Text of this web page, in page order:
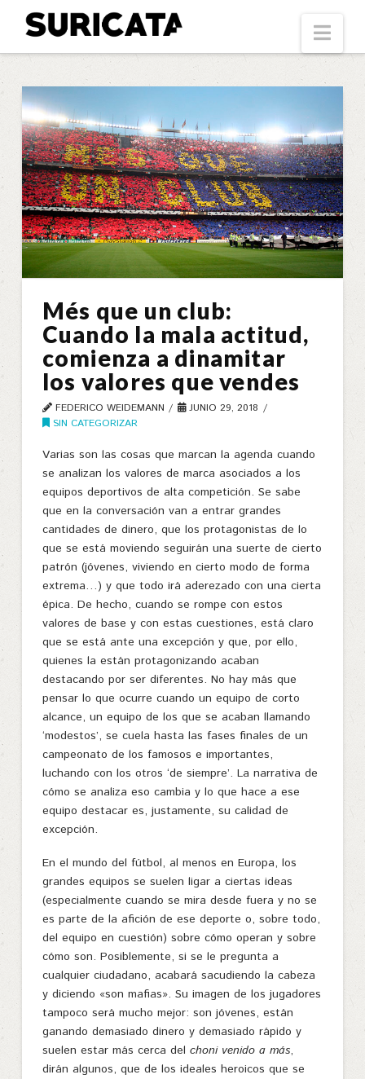
Suricata
Més que un club:
Cuando la mala actitud,
comienza a dinamitar
los valores que vendes
FEDERICO WEIDEMANN
JUNIO 29, 2018
SIN CATEGORIZAR
Varias son las cosas que marcan la agenda cuando
se analizan los valores de marca asociados a los
equipos deportivos de alta competición. Se sabe
que en la conversación van a entrar grandes
cantidades de dinero, que los protagonistas de lo
que se está moviendo seguirán una suerte de cierto
patrón (jóvenes, viviendo en cierto modo de forma
extrema…) y que todo irá aderezado con una cierta
épica. De hecho, cuando se rompe con estos
valores de base y con estas cuestiones, está claro
que se está ante una excepción y que, por ello,
quienes la están protagonizando acaban
destacando por ser diferentes. No hay más que
pensar lo que ocurre cuando un equipo de corto
alcance, un equipo de los que se acaban llamando
‘modestos’, se cuela hasta las fases finales de un
campeonato de los famosos e importantes,
luchando con los otros ‘de siempre’. La narrativa de
cómo se analiza eso cambia y lo que hace a ese
equipo destacar es, justamente, su calidad de
excepción.
En el mundo del fútbol, al menos en Europa, los
grandes equipos se suelen ligar a ciertas ideas
(especialmente cuando se mira desde fuera y no se
es parte de la afición de ese deporte o, sobre todo,
del equipo en cuestión) sobre cómo operan y sobre
cómo son. Posiblemente, si se le pregunta a
cualquier ciudadano, acabará sacudiendo la cabeza
y diciendo «son mafias». Su imagen de los jugadores
tampoco será mucho mejor: son jóvenes, están
ganando demasiado dinero y demasiado rápido y
suelen estar más cerca del choni venido a más,
dirán algunos, que de los ideales heroicos que se